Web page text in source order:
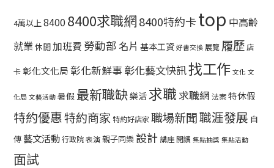
4萬以上 8400 8400求職網8400特約卡top 中高齡
就業休閒加班費 勞動部 名片 基本工資 好書交換 展覽 履歷 店
卡彰化文化局 彰化新鮮事 彰化藝文快訊找工作 文化 文
化局 文藝活動 暑假 最新職缺樂活求職 求職網 法案特休假
特約優惠特約商家 特約好店家 職場新聞職涯發展 自
傳 藝文活動行政院表演親子同樂 設計 講座閱讀 集點抽獎 集點活動
面試